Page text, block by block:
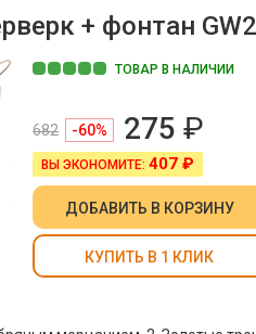
+ фонтан
ТОВАР В НАЛИЧИИ
682 -60% 275 ₽
ВЫ ЭКОНОМИТЕ:407 ₽
ДОБАВИТЬ В КОРЗИНУ
КУПИТЬ В 1 КЛИК